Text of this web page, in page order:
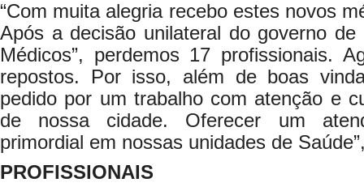
“Com muita alegria recebo estes novos
Após a decisão unilateral do governo
Médicos”, perdemos 17 profissionais.
repostos. Por isso, além de boas
pedido por um trabalho com atenção e
de nossa cidade. Oferecer um
primordial em nossas unidades de
PROFISSIONAIS